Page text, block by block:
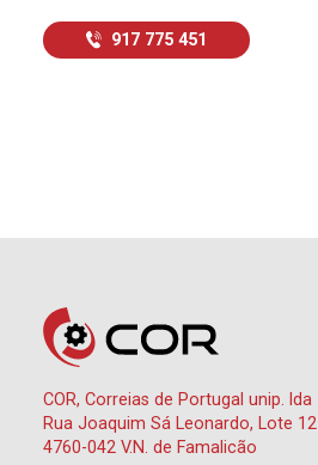
917 775 451
COR, Correias de Portugal unip. lda
Rua Joaquim Sá Leonardo, Lote 12
4760-042 V.N. de Famalicão